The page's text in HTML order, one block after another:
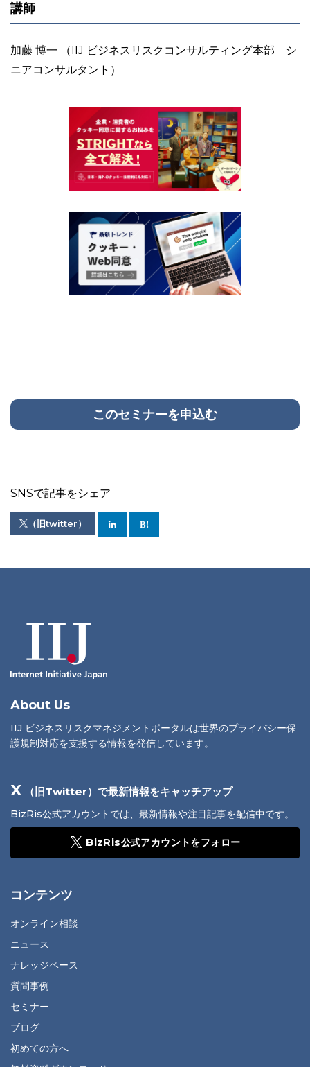
講師
加藤 博一 （IIJ ビジネスリスクコンサルティング本部 シ
ニアコンサルタント）
このセミナーを申込む
SNSで記事をシェア
（旧twitter）
About Us
IIJ ビジネスリスクマネジメントポータルは世界のプライバシー保
護規制対応を支援する情報を発信しています。
X （旧Twitter）で最新情報をキャッチアップ
BizRis公式アカウントでは、最新情報や注目記事を配信中です。
BizRis公式アカウントをフォロー
コンテンツ
オンライン相談
ニュース
ナレッジベース
質問事例
セミナー
ブログ
初めての方へ